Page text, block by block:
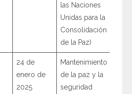
las Naciones
Unidas para la
Consolidación
de la Paz)
24 de
enero de
2025
Mantenimiento
de la paz y la
seguridad